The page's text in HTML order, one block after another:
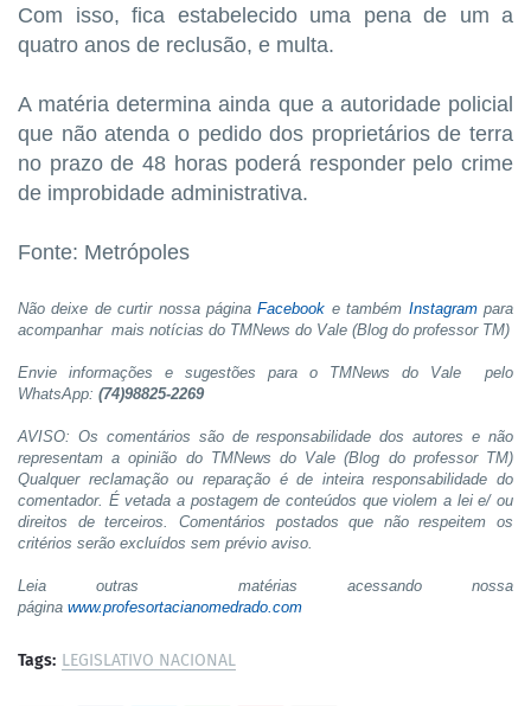
Com isso, fica estabelecido uma pena de um a
quatro anos de reclusão, e multa.
A matéria determina ainda que a autoridade policial
que não atenda o pedido dos proprietários de terra
no prazo de 48 horas poderá responder pelo crime
de improbidade administrativa.
Fonte: Metrópoles
Não deixe de curtir nossa páginaFacebook e também Instagrampara
acompanhar mais notícias do TMNews do Vale (Blog do professor TM)
Envie informações e sugestões para o TMNews do Vale pelo
WhatsApp: (74)98825-2269
AVISO: Os comentários são de responsabilidade dos autores e não
representam a opinião do TMNews do Vale (Blog do professor TM)
Qualquer reclamação ou reparação é de inteira responsabilidade do
comentador. É vetada a postagem de conteúdos que violem a lei e/ ou
direitos de terceiros. Comentários postados que não respeitem os
critérios serão excluídos sem prévio aviso.
Leia outras matérias acessando nossa
página www.profesortacianomedrado.com
Tags: LEGISLATIVO NACIONAL